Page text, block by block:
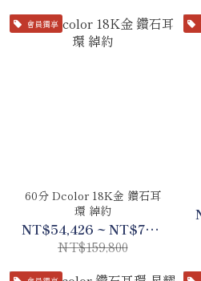
會員獨享
60分 Dcolor 18K金 鑽石耳
環 綽約
NT$54,426 ~ NT$75,106
NT$159,800